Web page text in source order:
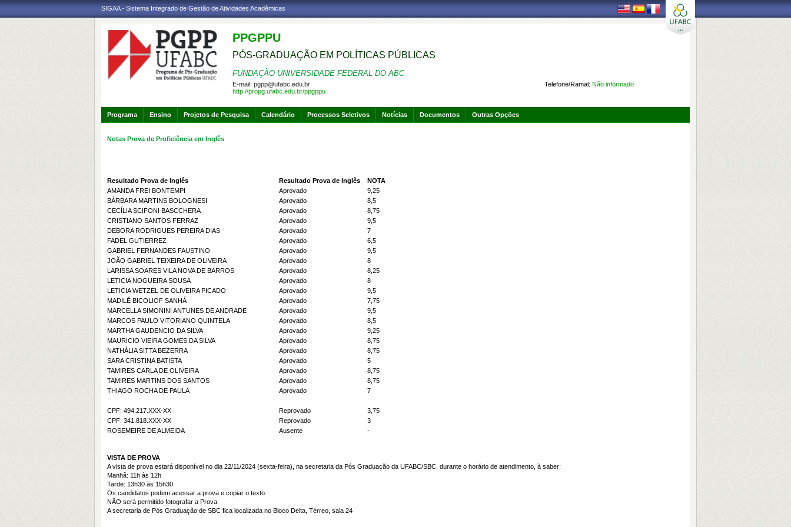
SIGAA - Sistema Integrado de Gestão de Atividades Acadêmicas
PPGPPU
PÓS-GRADUAÇÃO EM POLÍTICAS PÚBLICAS
FUNDAÇÃO UNIVERSIDADE FEDERAL DO ABC
Telefone/Ramal: Não informado
E-mail: pgpp@ufabc.edu.br
http://propg.ufabc.edu.br/ppgppu
Programa Ensino Projetos de Pesquisa Calendário Processos Seletivos Notícias Documentos Outras Opções
Notas Prova de Proficiência em Inglês
Resultado Prova de Inglês Resultado Prova de Inglês
NOTA
AMANDA FREI BONTEMPI
Aprovado
9,25
BÁRBARA MARTINS BOLOGNESI
Aprovado
8,5
CECÍLIA SCIFONI BASCCHERA
Aprovado
8,75
CRISTIANO SANTOS FERRAZ
Aprovado
9,5
DEBORA RODRIGUES PEREIRA DIAS
Aprovado
7
FADEL GUTIERREZ
Aprovado
6,5
GABRIEL FERNANDES FAUSTINO
Aprovado
9,5
JOÃO GABRIEL TEIXEIRA DE OLIVEIRA
Aprovado
8
LARISSA SOARES VILA NOVA DE BARROS
Aprovado
8,25
LETICIA NOGUEIRA SOUSA
Aprovado
8
LETICIA WETZEL DE OLIVEIRA PICADO
Aprovado
9,5
MADILÉ BICOLIOF SANHÁ
Aprovado
7,75
MARCELLA SIMONINI ANTUNES DE ANDRADE
Aprovado
9,5
MARCOS PAULO VITORIANO QUINTELA
Aprovado
8,5
MARTHA GAUDENCIO DA SILVA
Aprovado
9,25
MAURICIO VIEIRA GOMES DA SILVA
Aprovado
8,75
NATHÁLIA SITTA BEZERRA
Aprovado
8,75
SARA CRISTINA BATISTA
Aprovado
5
TAMIRES CARLA DE OLIVEIRA
Aprovado
8,75
TAMIRES MARTINS DOS SANTOS
Aprovado
8,75
THIAGO ROCHA DE PAULA
Aprovado 7
CPF: 494.217.XXX-XX Reprovado
3,75
CPF: 341.818 .XXX-XX Reprovado
3
ROSEMEIRE DE ALMEIDA
Ausente -
VISTA DE PROVA
A vista de prova estará disponível no dia 22/11/2024 (sexta-feira), na secretaria da Pós Graduação da UFABC/SBC, durante o horário de atendimento, à saber:
Manhã: 11h às 12h
Tarde: 13h30 às 15h30
Os candidatos podem acessar a prova e copiar o texto.
NÃO será permitido fotografar a Prova.
A secretaria de Pós Graduação de SBC fica localizada no Bloco Delta, Térreo, sala 24